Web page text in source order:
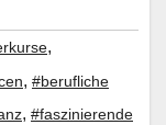
,
, #berufliche
, #faszinierende